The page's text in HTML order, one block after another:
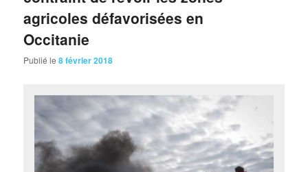
agricoles défavorisées en
Occitanie
Publié le8 février 2018